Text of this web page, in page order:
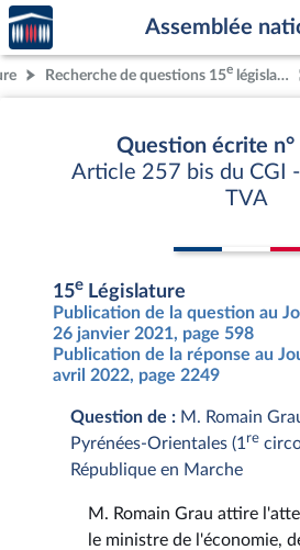
Aller au contenu
Aller en bas de la page
Accèder
à la
page
d'accueil
Assemblée
Recherche de questions 15e législature
Question écrite
Article 257 bis du CGI
TVA
15e Législature
Publication de la question au
26 janvier 2021, page 598
Publication de la réponse au
avril 2022, page 2249
Question de : M. Romain
Pyrénées-Orientales (1 re
République en Marche
M. Romain Grau attire
le ministre de l'économie,